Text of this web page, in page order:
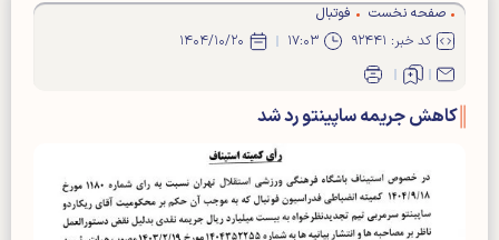
صفحه نخست
فوتبال
کد خبر: ۹۲۴۴۱
۱۷:۰۳ ۱۴۰۴/۱۰/۲۰
کاهش جریمه ساپینتو رد شد